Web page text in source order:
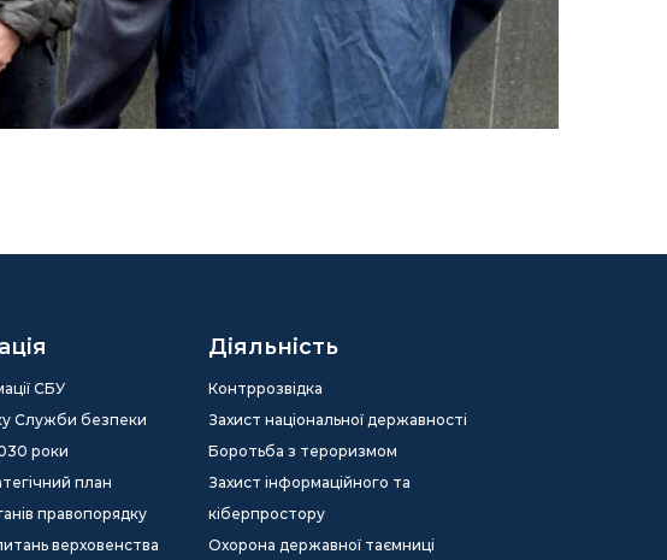
СБУ
Служби безпеки
роки
план
правопорядку
верховенства
Діяльність
Контррозвідка
Захист національної державності
Боротьба з тероризмом
Захист інформаційного та
кіберпростору
Охорона державної таємниці